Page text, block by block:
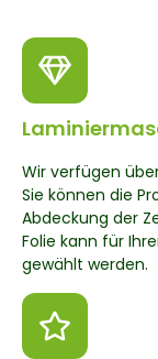
Wir verfügen
Sie können die
Abdeckung der
Folie kann für
gewählt werden.